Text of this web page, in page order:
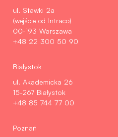
ul. Stawki 2a
(wejście od Intraco)
00-193 Warszawa
+48 22 300 50 90
Białystok
ul. Akademicka 26
15-267 Białystok
+48 85 744 77 00
Poznań